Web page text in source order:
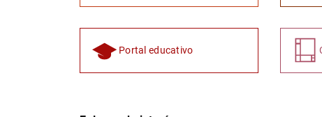
Portal educativo